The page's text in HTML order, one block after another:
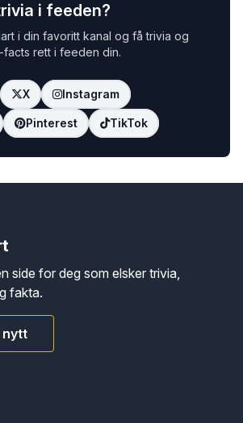
i feeden?
i din favoritt kanal og få trivia og
rett i feeden din.
X Instagram
Pinterest TikTok
side for deg som elsker trivia,
fakta.
nytt